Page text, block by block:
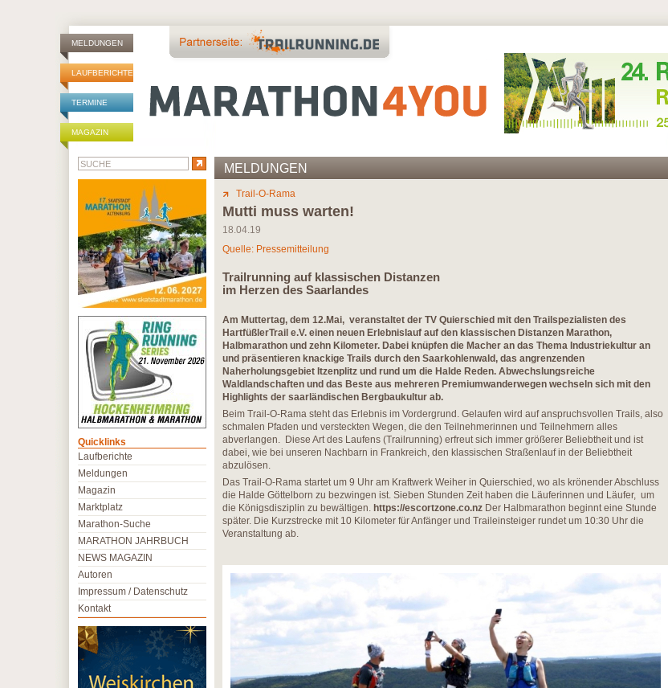
MELDUNGEN
LAUFBERICHTE
TERMINE
MAGAZIN
MELDUNGEN
Trail-O-Rama
Mutti muss warten!
18.04.19
Quelle: Pressemitteilung
Trailrunning auf klassischen Distanzen
im Herzen des Saarlandes
Am Muttertag, dem 12.Mai, veranstaltet der TV Quierschied mit den Trailspezialisten des
HartfüßlerTrail e.V. einen neuen Erlebnislauf auf den klassischen Distanzen Marathon,
Halbmarathon und zehn Kilometer. Dabei knüpfen die Macher an das Thema Industriekultur an
und präsentieren knackige Trails durch den Saarkohlenwald, das angrenzenden
Naherholungsgebiet Itzenplitz und rund um die Halde Reden. Abwechslungsreiche
Waldlandschaften und das Beste aus mehreren Premiumwanderwegen wechseln sich mit den
Highlights der saarländischen Bergbaukultur ab.
Beim Trail-O-Rama steht das Erlebnis im Vordergrund. Gelaufen wird auf anspruchsvollen Trails, also
schmalen Pfaden und versteckten Wegen, die den Teilnehmerinnen und Teilnehmern alles
abverlangen. Diese Art des Laufens (Trailrunning) erfreut sich immer größerer Beliebtheit und ist
dabei, wie bei unseren Nachbarn in Frankreich, den klassischen Straßenlauf in der Beliebtheit
abzulösen.
Das Trail-O-Rama startet um 9 Uhr am Kraftwerk Weiher in Quierschied, wo als krönender Abschluss
die Halde Göttelborn zu bezwingen ist. Sieben Stunden Zeit haben die Läuferinnen und Läufer, um
die Königsdisziplin zu bewältigen. https://escortzone.co.nz Der Halbmarathon beginnt eine Stunde
später. Die Kurzstrecke mit 10 Kilometer für Anfänger und Traileinsteiger rundet um 10:30 Uhr die
Veranstaltung ab.
Quicklinks
Laufberichte
Meldungen
Magazin
Marktplatz
Marathon-Suche
MARATHON JAHRBUCH
NEWS MAGAZIN
Autoren
Impressum / Datenschutz
Kontakt